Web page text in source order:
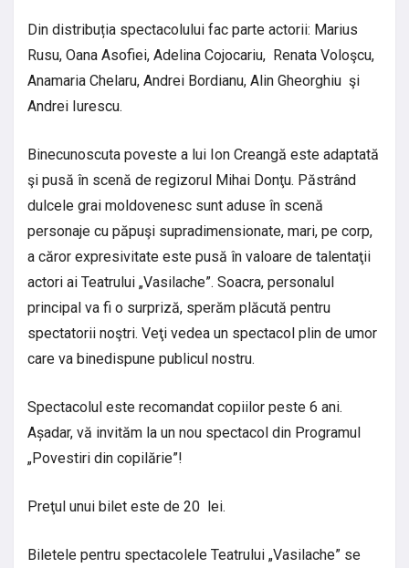
Din distribuția spectacolului fac parte actorii: Marius
Rusu, Oana Asofiei, Adelina Cojocariu, Renata Voloşcu,
Anamaria Chelaru, Andrei Bordianu, Alin Gheorghiu şi
Andrei Iurescu.
Binecunoscuta poveste a lui Ion Creangă este adaptată
şi pusă în scenă de regizorul Mihai Donţu. Păstrând
dulcele grai moldovenesc sunt aduse în scenă
personaje cu păpuşi supradimensionate, mari, pe corp,
a căror expresivitate este pusă în valoare de talentaţii
actori ai Teatrului „Vasilache”. Soacra, personalul
principal va fi o surpriză, sperăm plăcută pentru
spectatorii noştri. Veţi vedea un spectacol plin de umor
care va binedispune publicul nostru.
Spectacolul este recomandat copiilor peste 6 ani.
Așadar, vă invităm la un nou spectacol din Programul
„Povestiri din copilărie”!
Preţul unui bilet este de 20 lei.
Biletele pentru spectacolele Teatrului „Vasilache” se